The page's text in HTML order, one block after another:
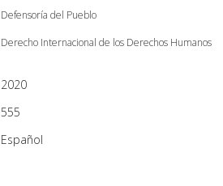
Defensoría del Pueblo
Derecho Internacional de los Derechos Humanos
2020
555
Español